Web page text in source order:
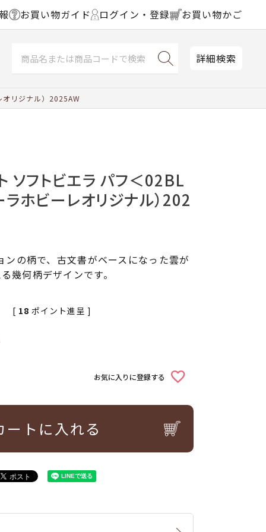
お買い物ガイド ログイン・登録 お買い物かご
詳細検索
リジナル）2025AW
ソフトビエラ パフ＜02BL
ラホビーレオリジナル）202
の柄で、古文書がベースになった雲が
幾何柄デザインです。
[ 18 ポイント進呈 ]
お気に入りに登録する
ートに入れる